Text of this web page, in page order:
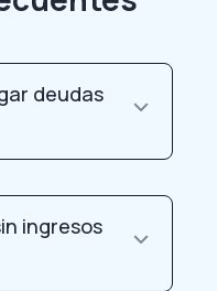
deudas
ingresos